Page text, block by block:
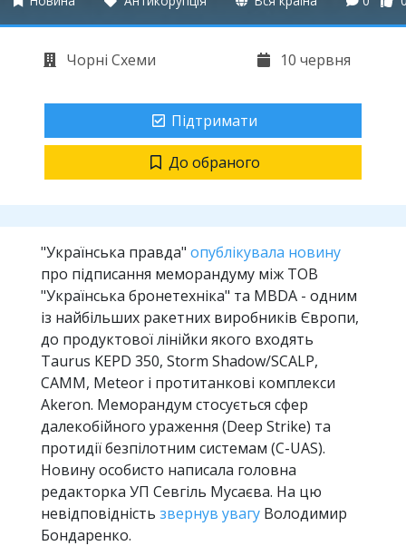
Чорні Схеми 10 червня
Підтримати
До обраного
"Українська правда" опублікувала новину
про підписання меморандуму між ТОВ
"Українська бронетехніка" та MBDA - одним
із найбільших ракетних виробників Європи,
до продуктової лінійки якого входять
Taurus KEPD 350, Storm Shadow/SCALP,
CAMM, Meteor і протитанкові комплекси
Akeron. Меморандум стосується сфер
далекобійного ураження (Deep Strike) та
протидії безпілотним системам (C-UAS).
Новину особисто написала головна
редакторка УП Севгіль Мусаєва. На цю
невідповідність звернув увагу Володимир
Бондаренко.